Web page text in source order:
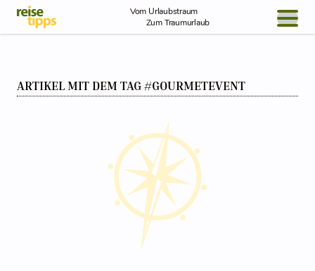
Skip to Content
Vom Urlaubstraum
Zum Traumurlaub
NEWS
ARTIKEL MIT DEM TAG #GOURMETEVENT